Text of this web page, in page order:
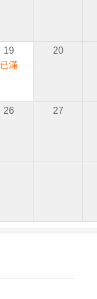
19
已滿
20
26 27